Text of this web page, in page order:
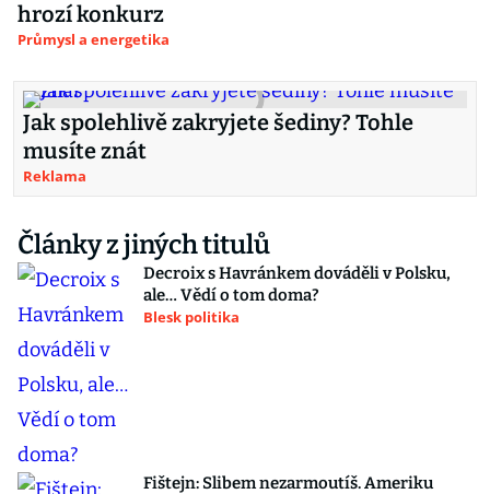
hrozí konkurz
Průmysl a energetika
Jak spolehlivě zakryjete šediny? Tohle
musíte znát
Reklama
Články z jiných titulů
Decroix s Havránkem dováděli v Polsku,
ale… Vědí o tom doma?
Blesk politika
Fištejn: Slibem nezarmoutíš. Ameriku